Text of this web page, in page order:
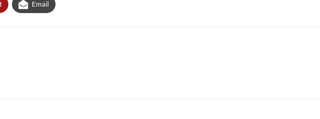
Email